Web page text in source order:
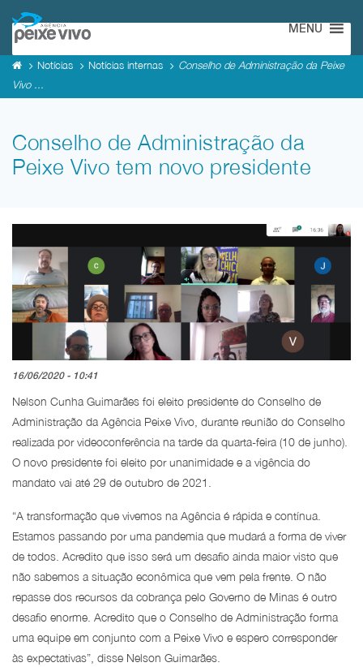
MENU
Notícias Notícias internas
Conselho de Administração da Peixe
Vivo ...
Conselho de Administração da
Peixe Vivo tem novo presidente
16/06/2020 - 10:41
Nelson Cunha Guimarães foi eleito presidente do Conselho de
Administração da Agência Peixe Vivo, durante reunião do Conselho
realizada por videoconferência na tarde da quarta-feira (10 de junho).
O novo presidente foi eleito por unanimidade e a vigência do
mandato vai até 29 de outubro de 2021.
“A transformação que vivemos na Agência é rápida e contínua.
Estamos passando por uma pandemia que mudará a forma de viver
de todos. Acredito que isso será um desafio ainda maior visto que
não sabemos a situação econômica que vem pela frente. O não
repasse dos recursos da cobrança pelo Governo de Minas é outro
desafio enorme. Acredito que o Conselho de Administração forma
uma equipe em conjunto com a Peixe Vivo e espero corresponder
às expectativas”, disse Nelson Guimarães.